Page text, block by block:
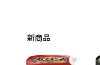
新商品
♥